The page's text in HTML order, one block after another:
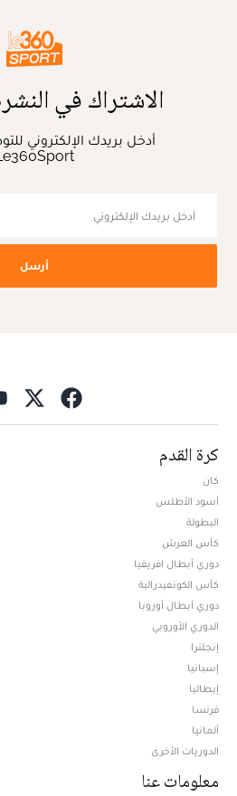
الاشتراك في
أدخل بريدك الإلكتروني
أرسل
كرة القدم
كان
أسود الأطلس
البطولة
كأس العرش
دوري أبطال افريقيا
كأس الكونفيدرالية
دوري أبطال أوروبا
الدوري الأوروبي
إنجلترا
إسبانيا
إيطاليا
فرنسا
ألمانيا
الدوريات الأخرى
معلومات عنا